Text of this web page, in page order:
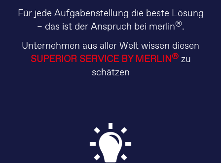
Für jede Aufgabenstellung die beste Lösung
– das ist der Anspruch bei merlin®.
Unternehmen aus aller Welt wissen diesen
SUPERIOR SERVICE BY MERLIN®zu
schätzen